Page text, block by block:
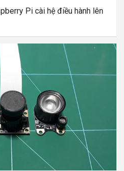
Pi cài hệ điều hành lên